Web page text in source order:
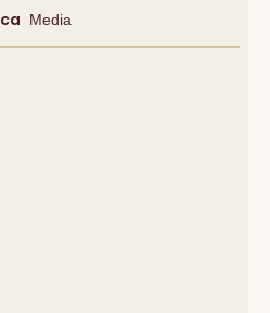
Media